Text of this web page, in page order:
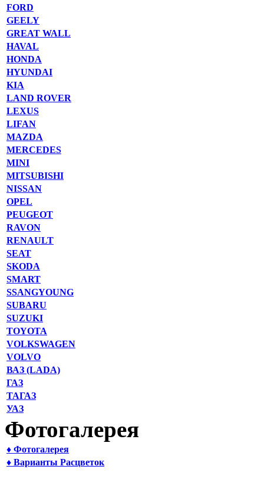
FORD
GEELY
GREAT WALL
HAVAL
HONDA
HYUNDAI
KIA
LAND ROVER
LEXUS
LIFAN
MAZDA
MERCEDES
MINI
MITSUBISHI
NISSAN
OPEL
PEUGEOT
RAVON
RENAULT
SEAT
SKODA
SMART
SSANGYOUNG
SUBARU
SUZUKI
TOYOTA
VOLKSWAGEN
VOLVO
ВАЗ (LADA)
ГАЗ
ТАГАЗ
УАЗ
Фотогалерея
♦ Фотогалерея
♦ Варианты Расцветок